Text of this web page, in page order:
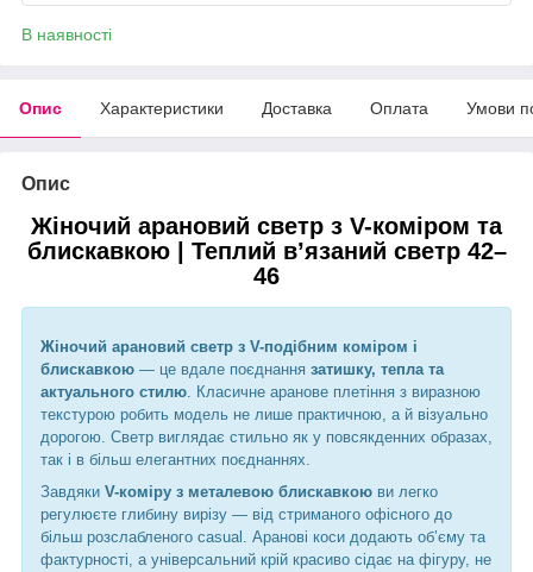
В наявності
Опис Характеристики Доставка Оплата Умови
Опис
Жіночий арановий светр з V-коміром та
блискавкою | Теплий в’язаний светр 42–
46
Жіночий арановий светр з V-подібним коміром і
блискавкою — це вдале поєднання затишку, тепла та
актуального стилю. Класичне аранове плетіння з виразною
текстурою робить модель не лише практичною, а й візуально
дорогою. Светр виглядає стильно як у повсякденних образах,
так і в більш елегантних поєднаннях.
Завдяки V-коміру з металевою блискавкою ви легко
регулюєте глибину вирізу — від стриманого офісного до
більш розслабленого casual. Аранові коси додають об’єму та
фактурності, а універсальний крій красиво сідає на фігуру, не